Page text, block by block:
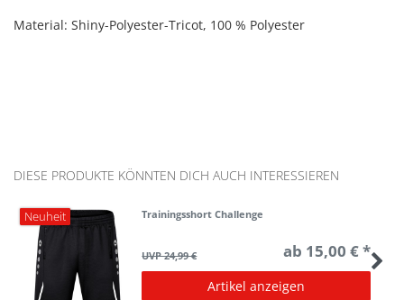
Material: Shiny-Polyester-Tricot, 100 % Polyester
DIESE PRODUKTE KÖNNTEN DICH AUCH INTERESSIEREN
Neuheit Trainingsshort Challenge
UVP 24,99 € ab 15,00 € *
Artikel anzeigen